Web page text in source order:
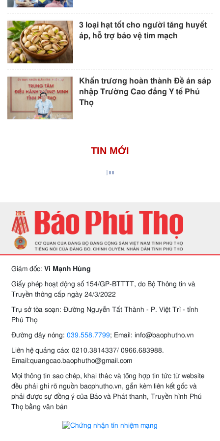
3 loại hạt tốt cho người tăng huyết
áp, hỗ trợ bảo vệ tim mạch
Khẩn trương hoàn thành Đề án sáp
nhập Trường Cao đẳng Y tế Phú
Thọ
TIN MỚI
Giám đốc: Vi Mạnh Hùng
Giấy phép hoạt động số 154/GP-BTTTT, do Bộ Thông tin và
Truyền thông cấp ngày 24/3/2022
Trụ sở tòa soạn: Đường Nguyễn Tất Thành - P. Việt Trì - tỉnh
Phú Thọ
Đường dây nóng: 039.558.7799; Email: info@baophutho.vn
Liên hệ quảng cáo: 0210.3814337/ 0966.683988.
Email:quangcao.baophutho@gmail.com
Mọi thông tin sao chép, khai thác và tổng hợp tin tức từ website
đều phải ghi rõ nguồn baophutho.vn, gắn kèm liên kết gốc và
phải được sự đồng ý của Báo và Phát thanh, Truyền hình Phú
Thọ bằng văn bản